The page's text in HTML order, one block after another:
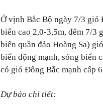
Ở vịnh Bắc Bộ ngày 7/3 gió
biển cao 2,0-3,5m, đêm 7/3
biển quần đảo Hoàng Sa)
biển động mạnh, sóng biển
có gió Đông Bắc mạnh cấp
Dự báo chi tiết: